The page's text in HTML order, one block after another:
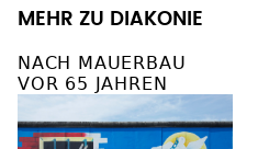
MEHR ZU DIAKONIE
NACH MAUERBAU
VOR 65 JAHREN